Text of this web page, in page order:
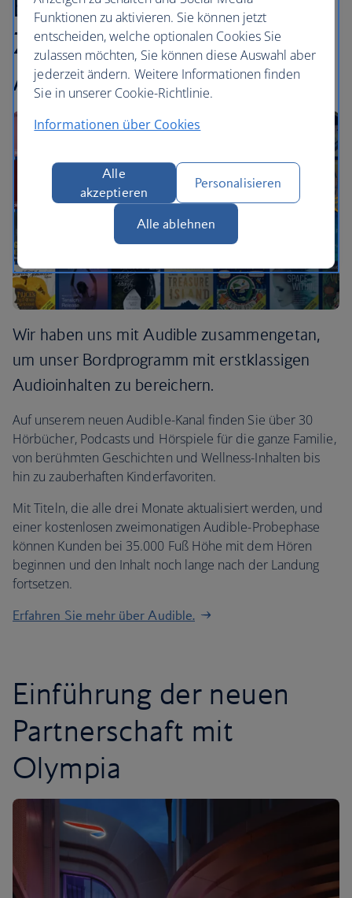
Zusammenarbeit mit
Audible
Wir haben uns mit Audible zusammengetan,
um unser Bordprogramm mit erstklassigen
Audioinhalten zu bereichern.
Auf unserem neuen Audible-Kanal finden Sie über 30
Hörbücher, Podcasts und Hörspiele für die ganze Familie,
von berühmten Geschichten und Wellness-Inhalten bis
hin zu zauberhaften Kinderfavoriten.
Mit Titeln, die alle drei Monate aktualisiert werden, und
einer kostenlosen zweimonatigen Audible-Probephase
können Kunden bei 35.000 Fuß Höhe mit dem Hören
beginnen und den Inhalt noch lange nach der Landung
fortsetzen.
Erfahren Sie mehr über Audible.
Einführung der neuen
Partnerschaft mit
Olympia
Funktionen zu aktivieren. Sie können jetzt
entscheiden, welche optionalen Cookies Sie
zulassen möchten, Sie können diese Auswahl aber
jederzeit ändern. Weitere Informationen finden
Sie in unserer Cookie-Richtlinie.
Informationen über Cookies
Alle
akzeptieren
Personalisieren
Alle ablehnen